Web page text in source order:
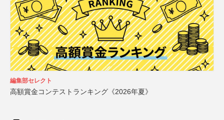
編集部セレクト
高額賞金コンテストランキング《2026年夏》